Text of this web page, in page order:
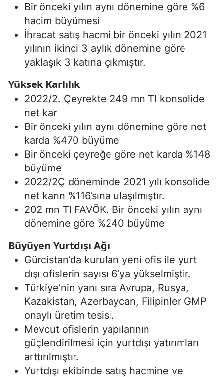
Bir önceki yılın aynı dönemine göre %6
hacim büyümesi
İhracat satış hacmi bir önceki yılın 2021
yılının ikinci 3 aylık dönemine göre
yaklaşık 3 katına çıkmıştır.
Yüksek Karlılık
2022/2. Çeyrekte 249 mn Tl konsolide
net kar
Bir önceki yılın aynı dönemine göre net
karda %470 büyüme
Bir önceki çeyreğe göre net karda %148
büyüme
2022/2Ç döneminde 2021 yılı konsolide
net karın %116’sına ulaşılmıştır.
202 mn Tl FAVÖK. Bir önceki yılın aynı
dönemine göre %240 büyüme
Büyüyen Yurtdışı Ağı
Gürcistan’da kurulan yeni ofis ile yurt
dışı ofislerin sayısı 6’ya yükselmiştir.
Türkiye’nin yanı sıra Avrupa, Rusya,
Kazakistan, Azerbaycan, Filipinler GMP
onaylı üretim tesisi.
Mevcut ofislerin yapılarının
güçlendirilmesi için yurtdışı yatırımları
arttırılmıştır.
Yurtdışı ekibinde satış hacmine ve